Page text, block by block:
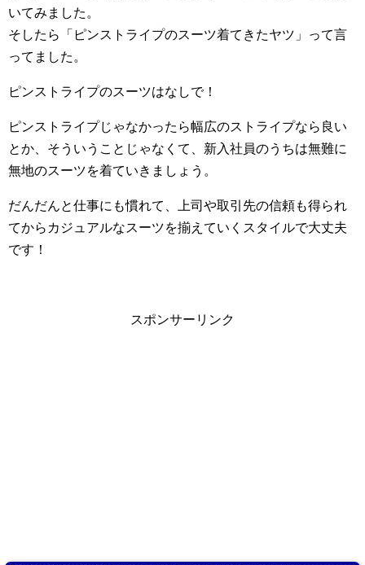
いてみました。
そしたら「ピンストライプのスーツ着てきたヤツ」って言
ってました。
ピンストライプのスーツはなしで！
ピンストライプじゃなかったら幅広のストライプなら良い
とか、そういうことじゃなくて、新入社員のうちは無難に
無地のスーツを着ていきましょう。
だんだんと仕事にも慣れて、上司や取引先の信頼も得られ
てからカジュアルなスーツを揃えていくスタイルで大丈夫
です！
スポンサーリンク